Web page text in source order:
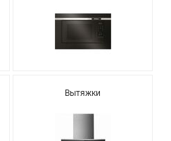
Вытяжки